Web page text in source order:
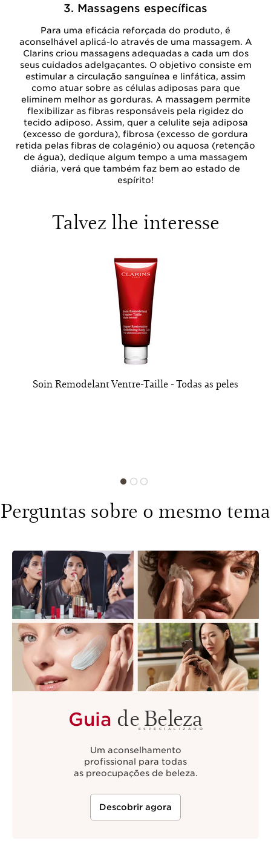
3. Massagens específicas
Para uma eficácia reforçada do produto, é
aconselhável aplicá-lo através de uma massagem. A
Clarins criou massagens adequadas a cada um dos
seus cuidados adelgaçantes. O objetivo consiste em
estimular a circulação sanguínea e linfática, assim
como atuar sobre as células adiposas para que
eliminem melhor as gorduras. A massagem permite
flexibilizar as fibras responsáveis pela rigidez do
tecido adiposo. Assim, quer a celulite seja adiposa
(excesso de gordura), fibrosa (excesso de gordura
retida pelas fibras de colagénio) ou aquosa (retenção
de água), dedique algum tempo a uma massagem
diária, verá que também faz bem ao estado de
espírito!
Talvez lhe interesse
Soin Remodelant Ventre-Taille - Todas as peles
Perguntas sobre o mesmo tema
Guia de Beleza
ESPECIALIZADO
Um aconselhamento
profissional para todas
as preocupações de beleza.
Descobrir agora